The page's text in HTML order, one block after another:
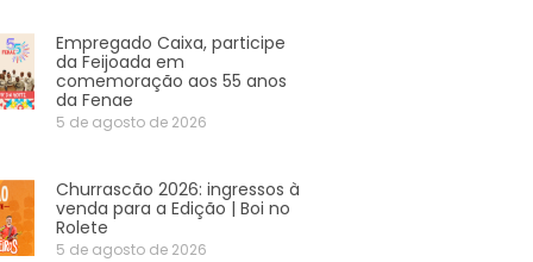
Empregado Caixa, participe
da Feijoada em
comemoração aos 55 anos
da Fenae
5 de agosto de 2026
Churrascão 2026: ingressos à
venda para a Edição | Boi no
Rolete
5 de agosto de 2026